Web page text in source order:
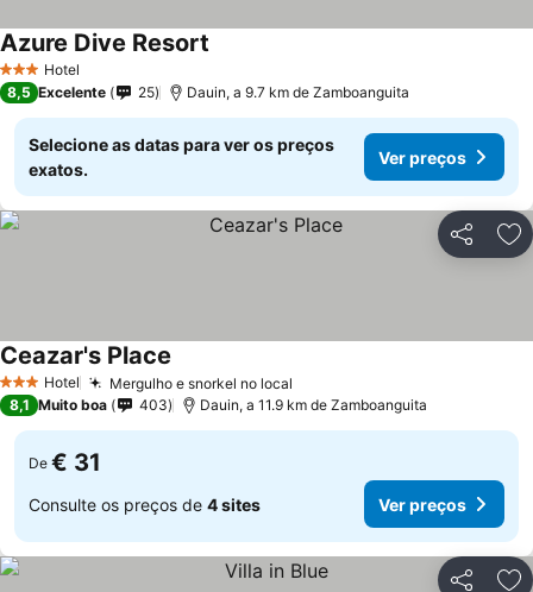
3 EstrelasHotel
Azure Dive Resort
8,5 Excelente 25 Dauin, a 9.7 km de Zamboanguita
Selecione as datas para ver os preços
exatos.
Ver preços
Partilhar
3 EstrelasHotel Mergulho e snorkel no local
Ceazar's Place
8,1 Muito boa 403 Dauin, a 11.9 km de Zamboanguita
De € 31
Consulte os preços de 4 sites Ver preços